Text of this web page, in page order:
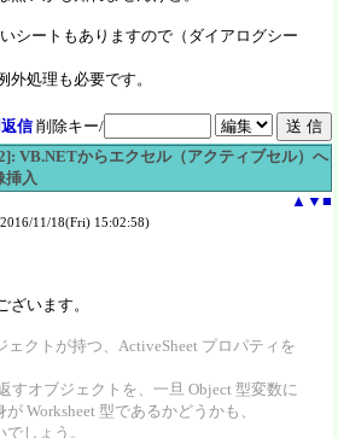
シートもありますので（ダイアログシー
処理も必要です。
信 削除キー/
VB.NETからエクセル（アクティブセル）へ
挿入
▲ ▼ ■
11/18(Fri) 15:02:58)
ざいます。
ェクトが持つ、ActiveSheet プロパティを
すオブジェクトを、一旦 Object 型変数に
Worksheet 型であるかどうかも、
しょう。